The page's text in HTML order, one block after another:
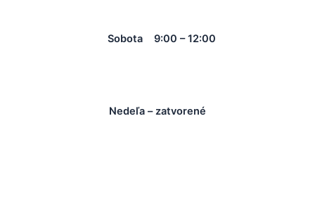
Sobota 9:00 – 12:00
Nedeľa – zatvorené